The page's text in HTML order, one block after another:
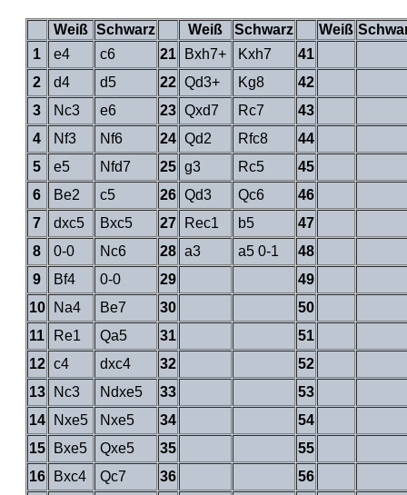
Weiß Schwarz Weiß Schwarz Weiß
1
e4 c6 21 Bxh7+ Kxh7
41
2
d4 d5 22 Qd3+ Kg8
42
3
Nc3 e6 23 Qxd7 Rc7
43
4
Nf3 Nf6 24 Qd2 Rfc8
44
5
e5 Nfd7 25 g3 Rc5
45
6
Be2 c5 26 Qd3 Qc6
46
7
dxc5 Bxc5 27 Rec1 b5
47
8
0-0 Nc6 28 a3 a5 0-1
48
9
Bf4 0-0 29
49
10
Na4 Be7 30
50
11
Re1 Qa5 31
51
12 c4 dxc4 32
52
13
Nc3 Ndxe5 33
53
14
Nxe5 Nxe5 34
54
15
Bxe5 Qxe5 35
55
16
Bxc4 Qc7 36
56